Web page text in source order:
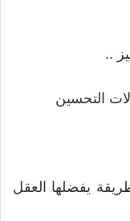
..
التحسين
يفضلها العقل